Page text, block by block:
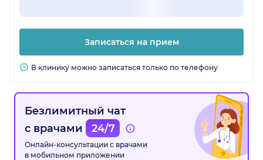
Записаться на прием
В клинику можно записаться только по телефону
Безлимитный чат
с врачами
24/7
Онлайн-консультации с врачами
в мобильном приложении